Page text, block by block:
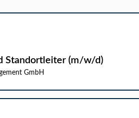
Standortleiter (m/w/d)
GmbH